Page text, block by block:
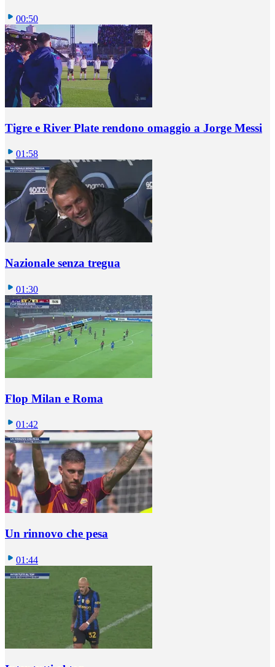
00:50
Tigre e River Plate rendono omaggio a Jorge Messi
01:58
Nazionale senza tregua
01:30
Flop Milan e Roma
01:42
Un rinnovo che pesa
01:44